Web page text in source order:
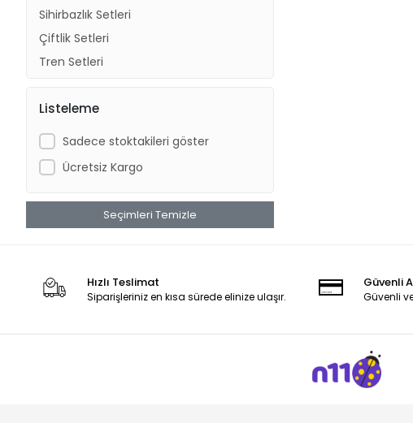
Sihirbazlık Setleri
Çiftlik Setleri
Tren Setleri
Ev Setleri
Güzellik Setleri
Manyetik Oyun Setleri
Listeleme
Sadece stoktakileri göster
Ücretsiz Kargo
Seçimleri Temizle
Hızlı Teslimat
Siparişleriniz en kısa sürede elinize ulaşır.
Güvenli
Güvenli